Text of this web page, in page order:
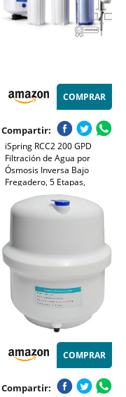
COMPRAR
Compartir:
iSpring RCC2 200 GPD
Filtración de Agua por
Ósmosis Inversa Bajo
Fregadero, 5 Etapas,
Capacidad Mejorada, Grifo
de Montaje Fácil Patentado
para Instalación sin
COMPRAR
Compartir: